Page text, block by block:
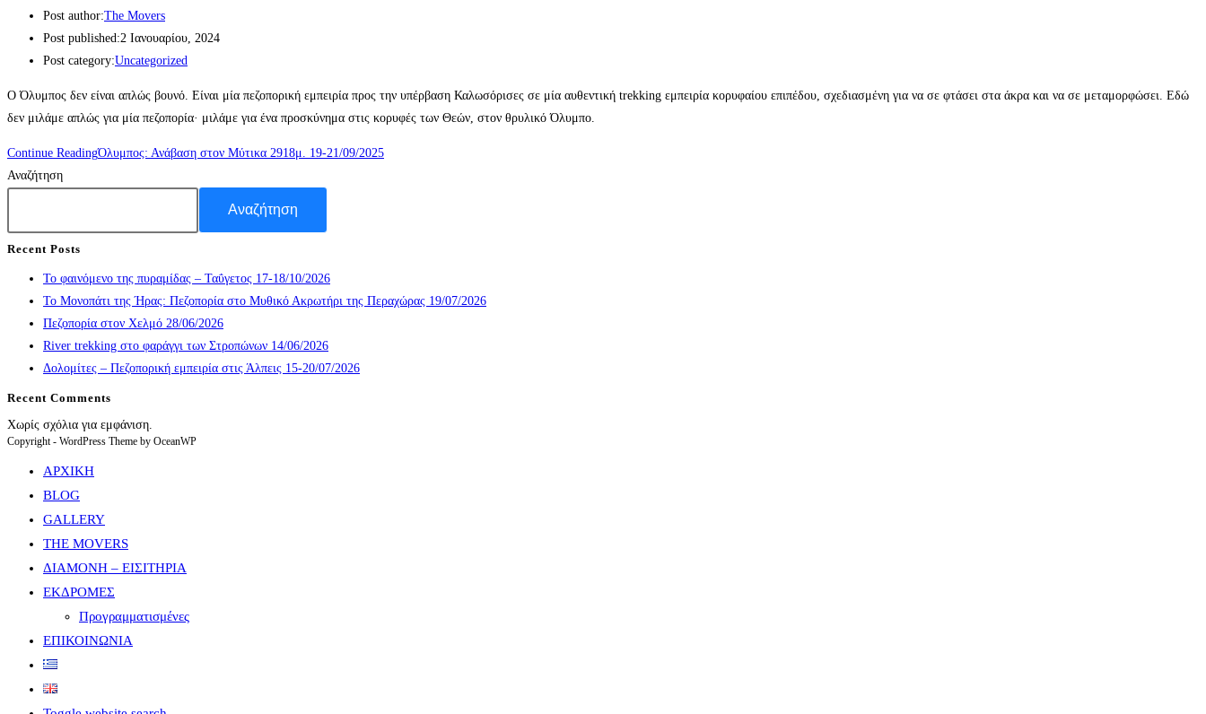
Post author:The Movers
Post published:2 Ιανουαρίου, 2024
Post category:Uncategorized
Ο Όλυμπος δεν είναι απλώς βουνό. Είναι μία πεζοπορική εμπειρία προς την υπέρβαση Καλωσόρισες σε μία αυθεντική trekking εμπειρία κορυφαίου επιπέδου, σχεδιασμένη για να σε φτάσει στα άκρα και να σε μεταμορφώσει. Εδώ
δεν μιλάμε απλώς για μία πεζοπορία· μιλάμε για ένα προσκύνημα στις κορυφές των Θεών, στον θρυλικό Όλυμπο.
Continue ReadingΌλυμπος: Ανάβαση στον Μύτικα 2918μ. 19-21/09/2025
Αναζήτηση
Αναζήτηση
Recent Posts
Το φαινόμενο της πυραμίδας – Ταΰγετος 17-18/10/2026
Το Μονοπάτι της Ήρας: Πεζοπορία στο Μυθικό Ακρωτήρι της Περαχώρας 19/07/2026
Πεζοπορία στον Χελμό 28/06/2026
River trekking στο φαράγγι των Στροπώνων 14/06/2026
Δολομίτες – Πεζοπορική εμπειρία στις Άλπεις 15-20/07/2026
Recent Comments
Χωρίς σχόλια για εμφάνιση.
Copyright - WordPress Theme by OceanWP
ΑΡΧΙΚΗ
BLOG
GALLERY
THE MOVERS
ΔΙΑΜΟΝΗ – ΕΙΣΙΤΗΡΙΑ
ΕΚΔΡΟΜΕΣ
Προγραμματισμένες
ΕΠΙΚΟΙΝΩΝΙΑ